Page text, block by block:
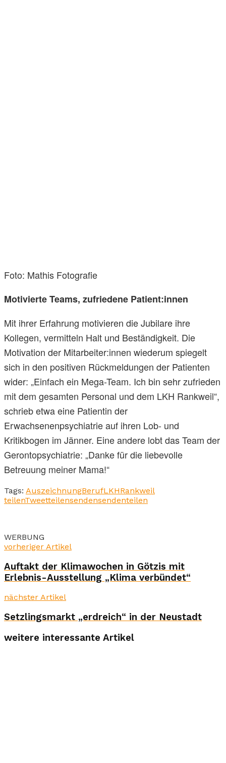
Foto: Mathis Fotografie
Motivierte Teams, zufriedene Patient:innen
Mit ihrer Erfahrung motivieren die Jubilare ihre
Kollegen, vermitteln Halt und Beständigkeit. Die
Motivation der Mitarbeiter:innen wiederum spiegelt
sich in den positiven Rückmeldungen der Patienten
wider: „Einfach ein Mega-Team. Ich bin sehr zufrieden
mit dem gesamten Personal und dem LKH Rankweil“,
schrieb etwa eine Patientin der
Erwachsenenpsychiatrie auf ihren Lob- und
Kritikbogen im Jänner. Eine andere lobt das Team der
Gerontopsychiatrie: „Danke für die liebevolle
Betreuung meiner Mama!“
Tags: AuszeichnungBerufLKHRankweil
teilenTweetteilensendensendenteilen
WERBUNG
vorheriger Artikel
Auftakt der Klimawochen in Götzis mit
Erlebnis-Ausstellung „Klima verbündet“
nächster Artikel
Setzlingsmarkt „erdreich“ in der Neustadt
weitere interessante Artikel